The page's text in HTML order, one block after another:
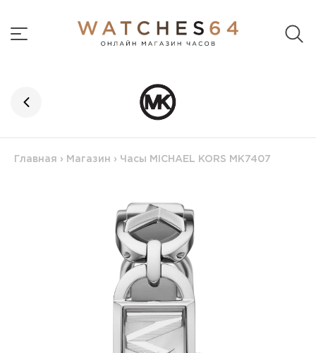
Главная › Магазин › Часы MICHAEL KORS MK7407